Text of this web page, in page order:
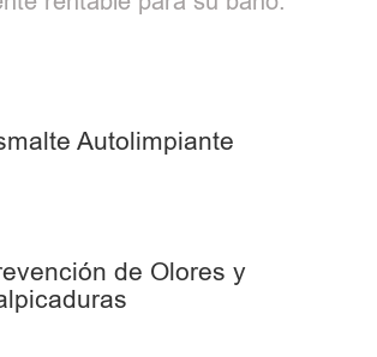
Autolimpiante
de Olores y